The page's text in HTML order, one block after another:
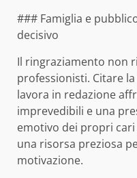
### Famiglia e
decisivo
Il ringraziamento non
professionisti. Citare la
lavora in redazione
imprevedibili e una
emotivo dei propri
una risorsa preziosa
motivazione.